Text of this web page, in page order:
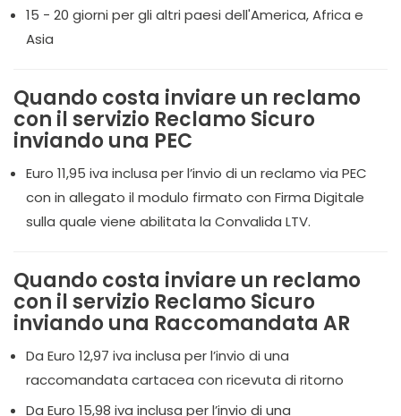
15 - 20 giorni per gli altri paesi dell'America, Africa e
Asia
Quando costa inviare un reclamo
con il servizio Reclamo Sicuro
inviando una PEC
Euro 11,95 iva inclusa per l’invio di un reclamo via PEC
con in allegato il modulo firmato con Firma Digitale
sulla quale viene abilitata la Convalida LTV.
Quando costa inviare un reclamo
con il servizio Reclamo Sicuro
inviando una Raccomandata AR
Da Euro 12,97 iva inclusa per l’invio di una
raccomandata cartacea con ricevuta di ritorno
Da Euro 15,98 iva inclusa per l’invio di una